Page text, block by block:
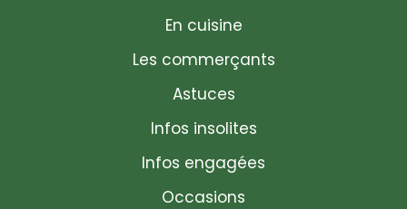
En cuisine
Les commerçants
Astuces
Infos insolites
Infos engagées
Occasions